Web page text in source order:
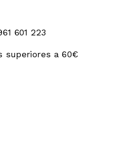
601 223
superiores a 60€